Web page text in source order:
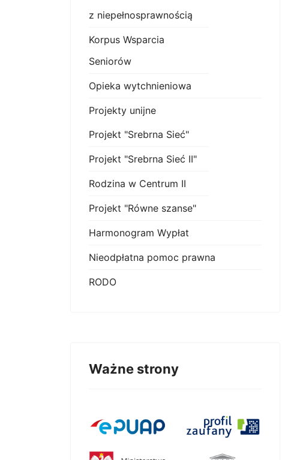
z niepełnosprawnością
Korpus Wsparcia
Seniorów
Opieka wytchnieniowa
Projekty unijne
Projekt "Srebrna Sieć"
Projekt "Srebrna Sieć II"
Rodzina w Centrum II
Projekt "Równe szanse"
Harmonogram Wypłat
Nieodpłatna pomoc prawna
RODO
Ważne strony